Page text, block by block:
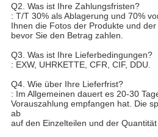
Q2. Was ist Ihre Zahlungsfristen?
: T/T 30% als Ablagerung und 70%
Ihnen die Fotos der Produkte und der
bevor Sie den Betrag zahlen.
Q3. Was ist Ihre Lieferbedingungen?
: EXW, UHRKETTE, CFR, CIF, DDU.
Q4. Wie über Ihre Lieferfrist?
: Im Allgemeinen dauert es 20-30
Vorauszahlung empfangen hat. Die
ab
auf den Einzelteilen und der